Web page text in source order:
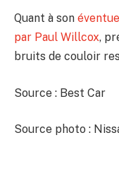
Quant à son
par Paul Willcox,
bruits de couloir
Source : Best Car
Source photo :